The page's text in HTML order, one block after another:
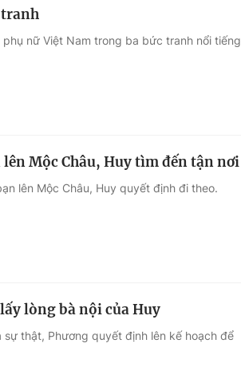
tranh
nữ Việt Nam trong ba bức tranh nổi tiếng
Mộc Châu, Huy tìm đến tận nơi
lên Mộc Châu, Huy quyết định đi theo.
lòng bà nội của Huy
thật, Phương quyết định lên kế hoạch để